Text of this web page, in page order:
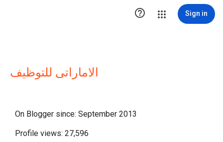
 Sign in
الاماراتى للتوظيف
On Blogger since: September 2013
Profile views: 27,596